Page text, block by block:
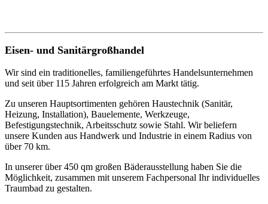
Eisen- und Sanitärgroßhandel
Wir sind ein traditionelles, familiengeführtes Handelsunternehmen
und seit über 115 Jahren erfolgreich am Markt tätig.
Zu unseren Hauptsortimenten gehören Haustechnik (Sanitär,
Heizung, Installation), Bauelemente, Werkzeuge,
Befestigungstechnik, Arbeitsschutz sowie Stahl. Wir beliefern
unsere Kunden aus Handwerk und Industrie in einem Radius von
über 70 km.
In unserer über 450 qm großen Bäderausstellung haben Sie die
Möglichkeit, zusammen mit unserem Fachpersonal Ihr individuelles
Traumbad zu gestalten.